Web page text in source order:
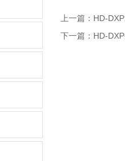
上一篇： HD-
下一篇： HD-